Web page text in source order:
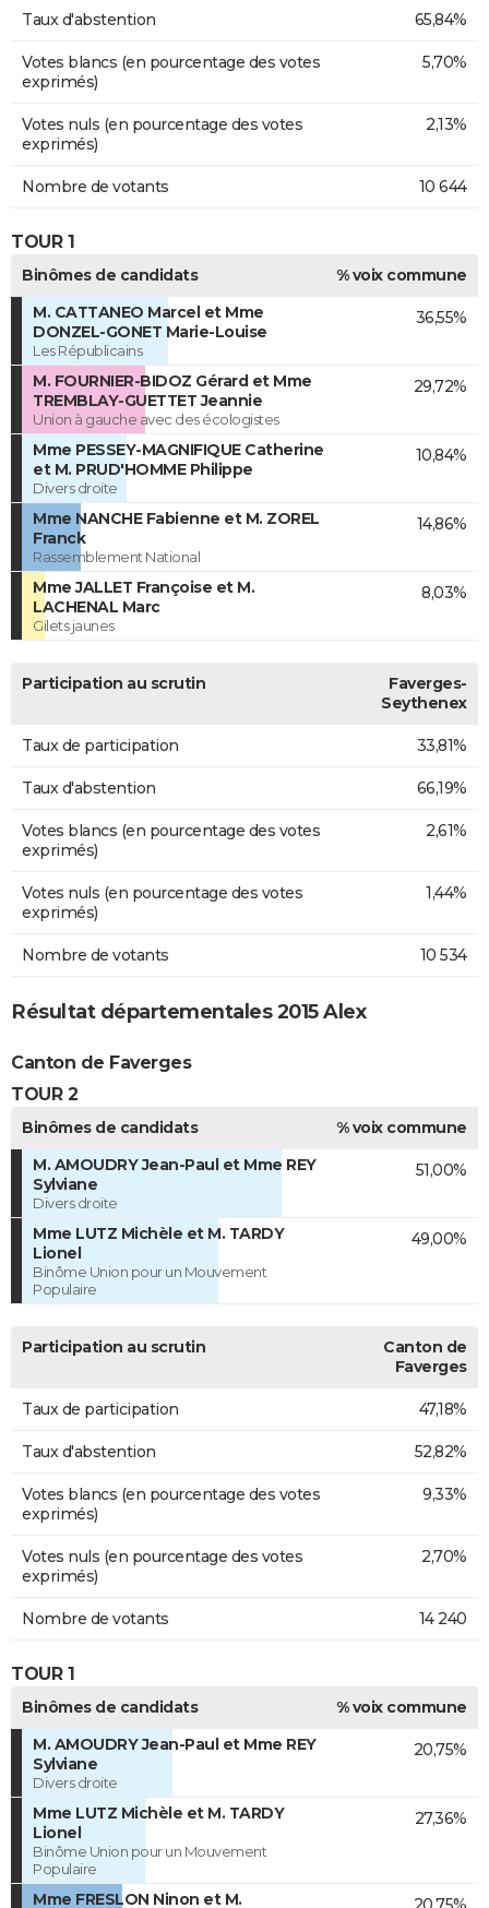
Taux d'abstention 65,84%
Votes blancs (en pourcentage des votes
exprimés)
5,70%
Votes nuls (en pourcentage des votes
exprimés)
2,13%
Nombre de votants 10 644
TOUR 1
Binômes de candidats
% voix commune
M. CATTANEO Marcel et Mme
DONZEL-GONET Marie-Louise
Les Républicains
36,55%
M. FOURNIER-BIDOZ Gérard et Mme
TREMBLAY-GUETTET Jeannie
Union à gauche avec des écologistes
29,72%
Mme PESSEY-MAGNIFIQUE Catherine
et M. PRUD'HOMME Philippe
Divers droite
10,84%
Mme NANCHE Fabienne et M. ZOREL
Franck
Rassemblement National
14,86%
Mme JALLET Françoise et M.
LACHENAL Marc
Gilets jaunes
8,03%
Participation au scrutin
Faverges-
Seythenex
Taux de participation 33,81%
Taux d'abstention 66,19%
Votes blancs (en pourcentage des votes
exprimés)
2,61%
Votes nuls (en pourcentage des votes
exprimés)
1,44%
Nombre de votants 10 534
Résultat départementales 2015 Alex
Canton de Faverges
TOUR 2
Binômes de candidats
% voix commune
M. AMOUDRY Jean-Paul et Mme REY
Sylviane
Divers droite
51,00%
Mme LUTZ Michèle et M. TARDY
Lionel
Binôme Union pour un Mouvement
Populaire
49,00%
Participation au scrutin
Canton de
Faverges
Taux de participation 47,18%
Taux d'abstention 52,82%
Votes blancs (en pourcentage des votes
exprimés)
9,33%
Votes nuls (en pourcentage des votes
exprimés)
2,70%
Nombre de votants 14 240
TOUR 1
Binômes de candidats
% voix commune
M. AMOUDRY Jean-Paul et Mme REY
Sylviane
Divers droite
20,75%
Mme LUTZ Michèle et M. TARDY
Lionel
Binôme Union pour un Mouvement
Populaire
27,36%
Mme FRESLON Ninon et M.